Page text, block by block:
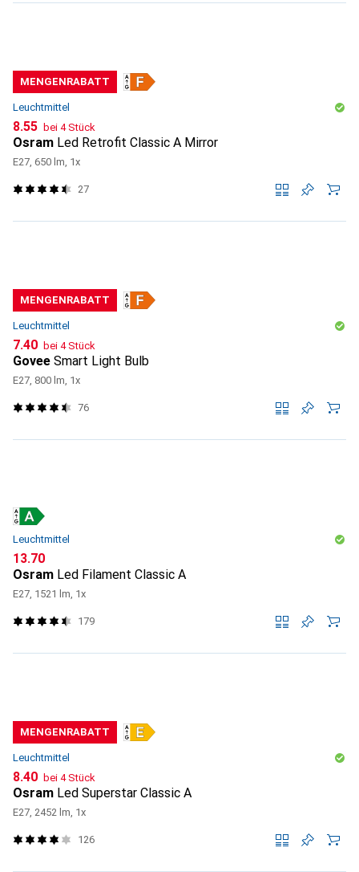
MENGENRABATT
Leuchtmittel
CHF
8.55 bei 4 Stück
Osram Led Retrofit Classic A Mirror
E27, 650 lm, 1x
27
MENGENRABATT
Leuchtmittel
CHF
7.40 bei 4 Stück
Govee Smart Light Bulb
E27, 800 lm, 1x
76
Leuchtmittel
CHF
13.70
Osram Led Filament Classic A
E27, 1521 lm, 1x
179
MENGENRABATT
Leuchtmittel
CHF
8.40 bei 4 Stück
Osram Led Superstar Classic A
E27, 2452 lm, 1x
126